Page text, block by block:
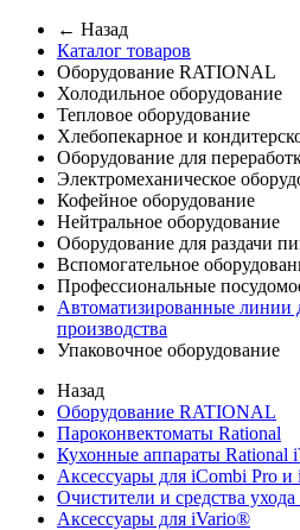
← Назад
Каталог товаров
Оборудование RATIONAL
Холодильное оборудование
Тепловое оборудование
Хлебопекарное и
Оборудование для
Электромеханическое
Кофейное оборудование
Нейтральное оборудование
Оборудование для раздачи
Вспомогательное
Профессиональные
Автоматизированные линии
производства
Упаковочное оборудование
Назад
Оборудование RATIONAL
Пароконвектоматы Rational
Кухонные аппараты Rational
Аксессуары для iCombi Pro и
Очистители и средства ухода
Аксессуары для iVario®